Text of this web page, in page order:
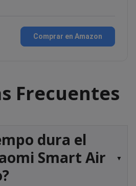
Comprar en Amazon
Frecuentes
dura el
Smart Air